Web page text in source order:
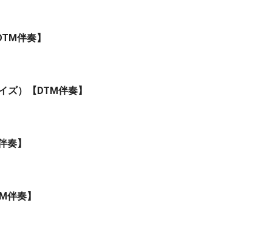
伴奏】
）【DTM伴奏】
】
奏】